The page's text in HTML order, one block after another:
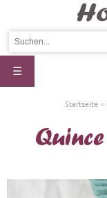
☰
Startseite »